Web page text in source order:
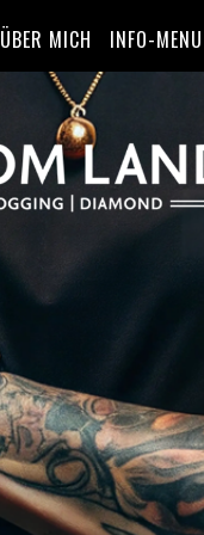
ÜBER MICH INFO-